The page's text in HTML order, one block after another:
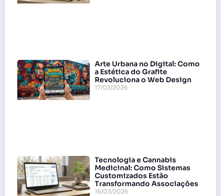
Arte Urbana no Digital: Como
a Estética do Grafite
Revoluciona o Web Design
17/03/2026
Tecnologia e Cannabis
Medicinal: Como Sistemas
Customizados Estão
Transformando Associações
16/03/2026